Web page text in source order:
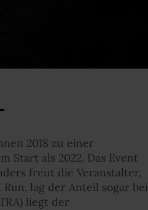
2018 zu einer
Start als 2022. Das Event
freut die Veranstalter,
lag der Anteil sogar bei
liegt der